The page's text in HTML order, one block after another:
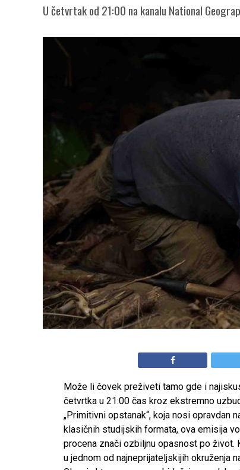
U četvrtak od 21:00 na kanalu National
Može li čovek preživeti tamo gde i
četvrtka u 21:00 čas kroz ekstremno
„Primitivni opstanak“, koja nosi opravdan
klasičnih studijskih formata, ova emisija
procena znači ozbiljnu opasnost po
u jednom od najneprijateljskijih okruženja